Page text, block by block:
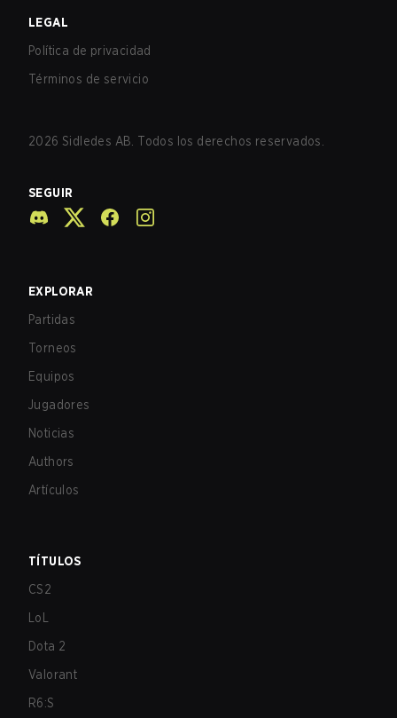
LEGAL
Política de privacidad
Términos de servicio
2026 Sidledes AB. Todos los derechos reservados.
SEGUIR
EXPLORAR
Partidas
Torneos
Equipos
Jugadores
Noticias
Authors
Artículos
TÍTULOS
CS2
LoL
Dota 2
Valorant
R6:S